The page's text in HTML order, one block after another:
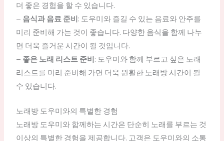
더 좋은 경험을 할 수 있습니다.
– 음식과 음료 준비: 도우미와 즐길 수 있는 음료와 안주를
미리 준비해 가는 것이 좋습니다. 다양한 음식을 함께 나누
면 더욱 즐거운 시간이 될 것입니다.
– 좋은 노래 리스트 준비: 도우미와 함께 부르고 싶은 노래
리스트를 미리 준비해 가면 더욱 원활한 노래방 시간이 될
수 있습니다.
노래방 도우미와의 특별한 경험
노래방 도우미와 함께하는 시간은 단순히 노래를 부르는 것
이상의 특별한 경험을 제공합니다. 고객은 도우미와의 소통